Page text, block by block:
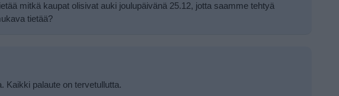
mitkä kaupat olisivat auki joulupäivänä 25.12, jotta saamme tehtyä
tietää?
Kaikki palaute on tervetullutta.